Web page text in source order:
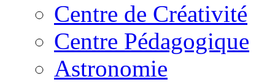
Centre de Créativité
Centre Pédagogique
Astronomie